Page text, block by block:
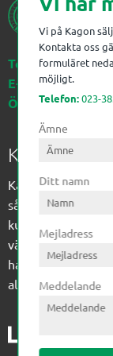
Telefon:023-383
E-post:
Öppettider:
Kagon AB
Kagon har sedan
kunskap med
vägen fram till
har vi ett
allt ifrån
Vi på Kagon
Kontakta oss
formuläret
möjligt.
Telefon:023-
Ämne
Ditt namn
Mejladress
Meddelande